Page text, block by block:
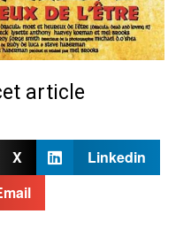
article
X
Linkedin